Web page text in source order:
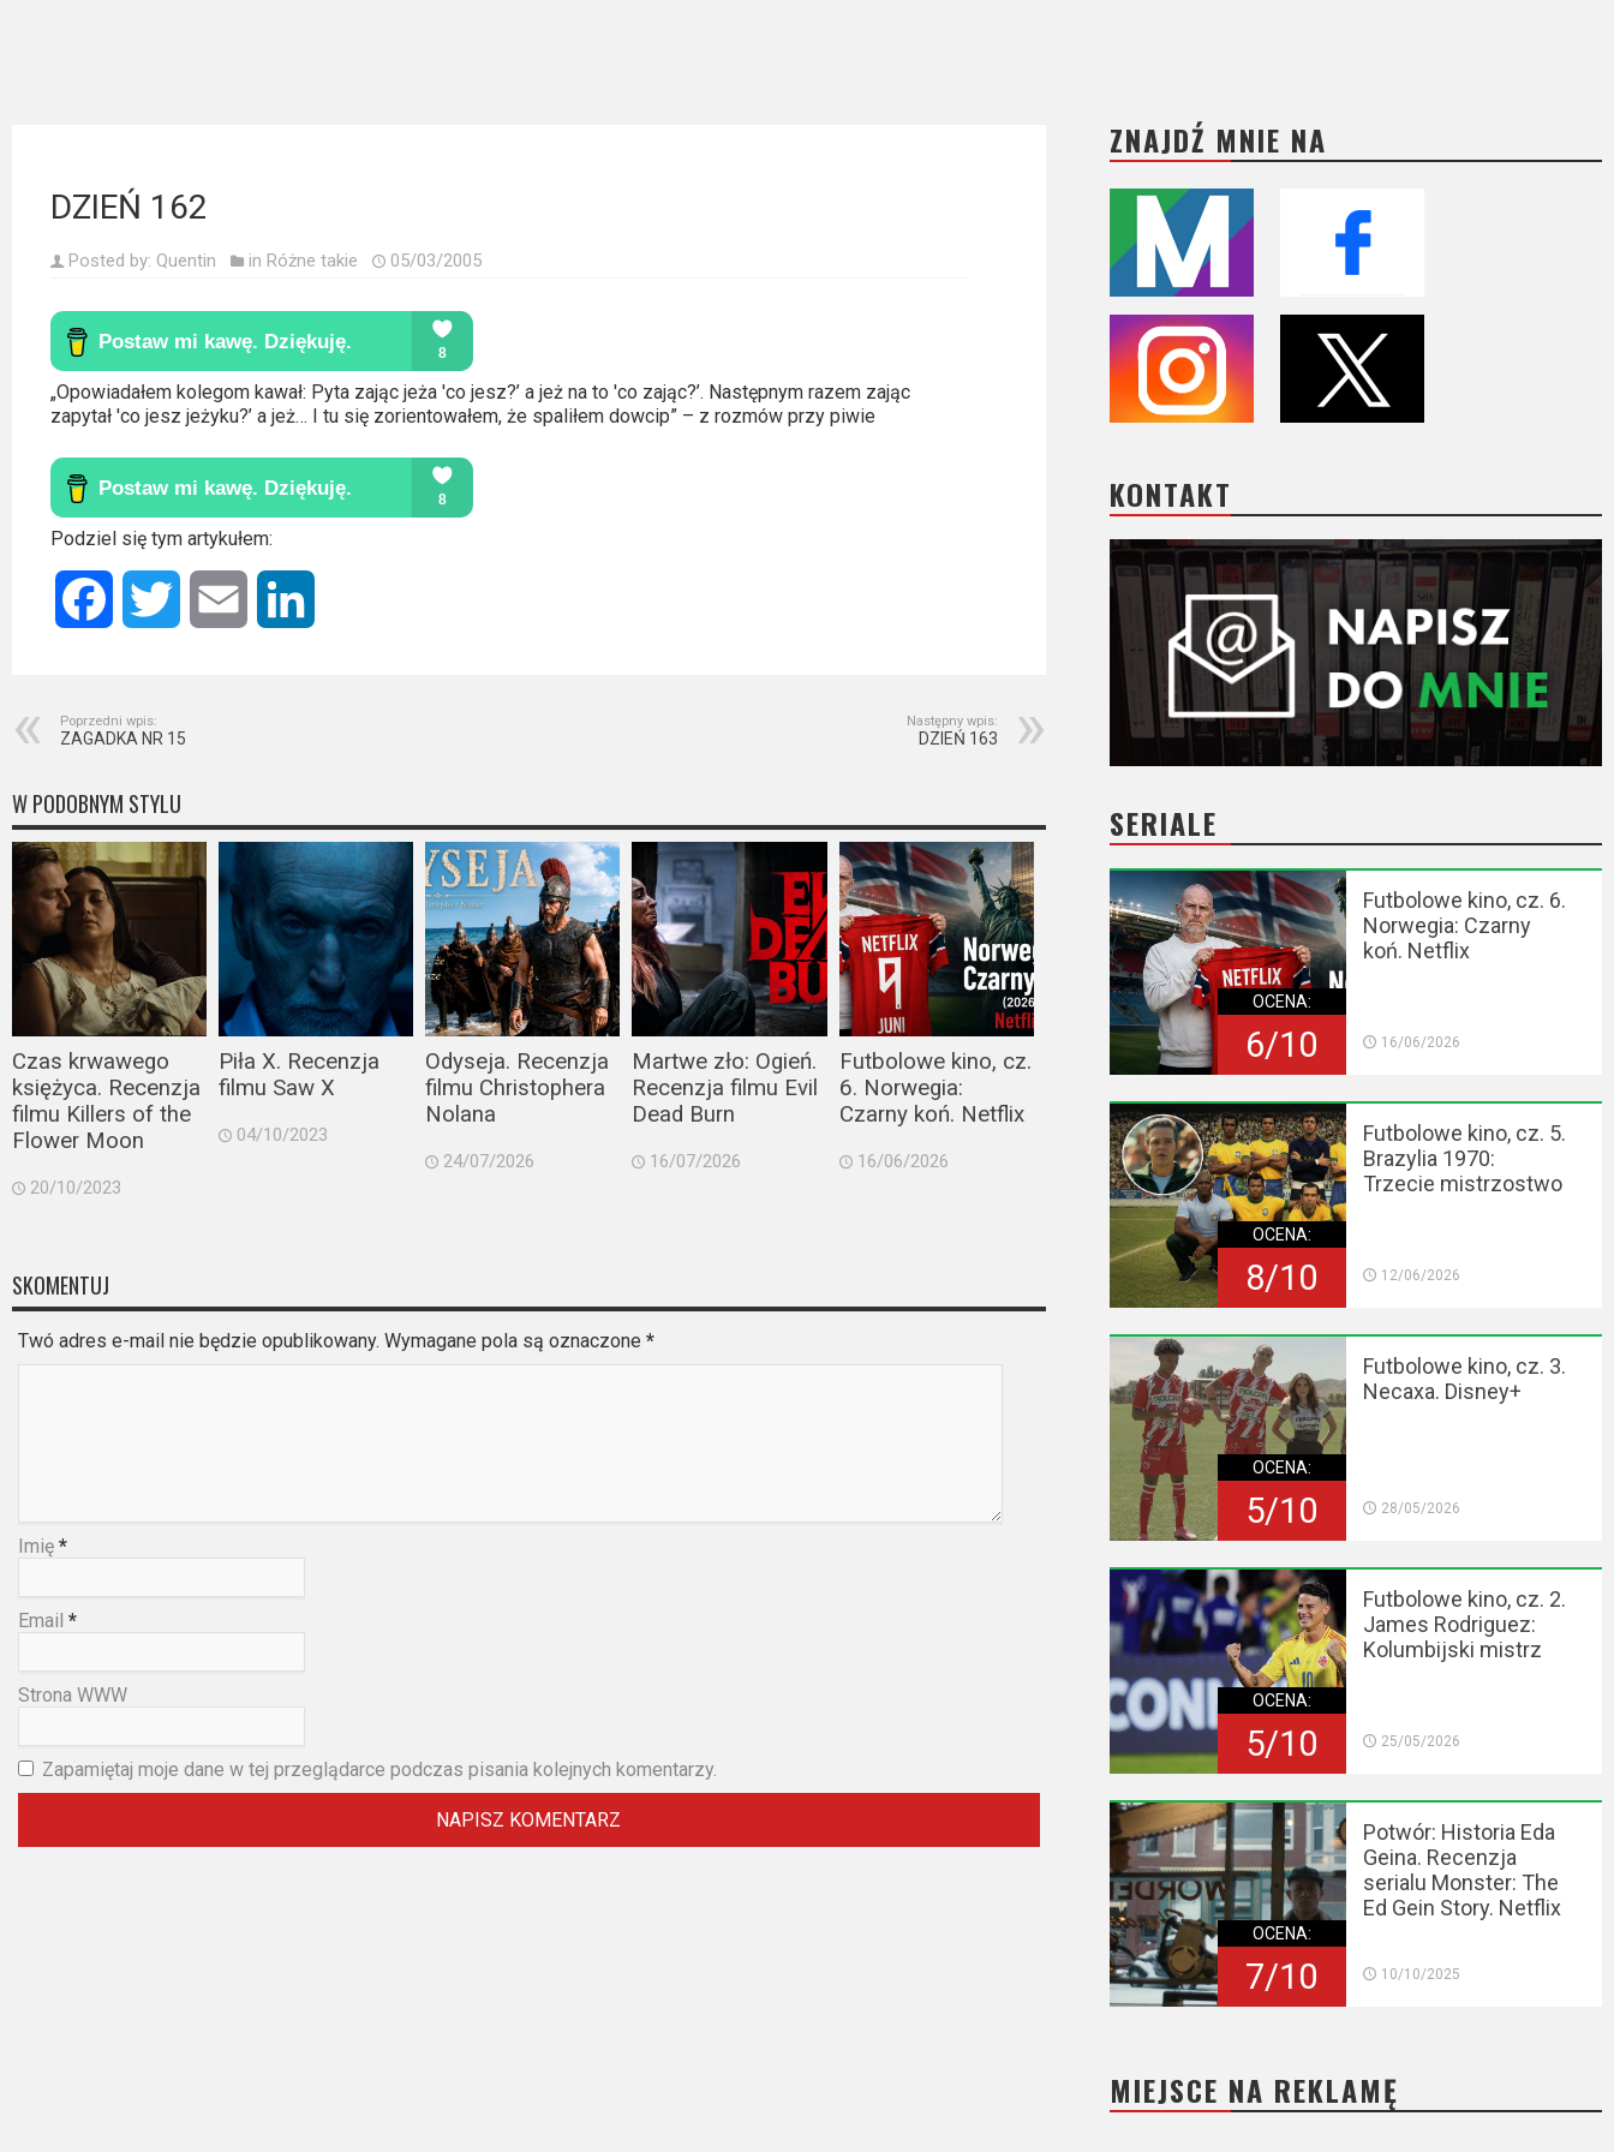
Filmy
dokumentalne
Horrory
Kino
azjatyckie
Kino
europejskie
Kino
polskie
Komedie
Południowa
oparte
na
faktach
Thrillery
Streaming
Amazon
Prime
Video
TV
Disney+
HBO
Max
Showtime
Podsumowania
2023
2022
2020
2019
DZIEŃ 162
Posted by: Quentin in Różne takie 05/03/2005
„Opowiadałem kolegom kawał: Pyta zając jeża 'co jesz?’ a jeż na to 'co zając?’. Następnym razem zając
zapytał 'co jesz jeżyku?’ a jeż… I tu się zorientowałem, że spaliłem dowcip” – z rozmów przy piwie
Podziel się tym artykułem:
Facebook Twitter Email
Poprzedni wpis:
ZAGADKA NR 15
Następny wpis:
DZIEŃ 163
W PODOBNYM STYLU
Czas krwawego
księżyca. Recenzja
filmu Killers of the
Flower Moon
20/10/2023
Piła X. Recenzja
filmu Saw X
04/10/2023
Odyseja. Recenzja
filmu Christophera
Nolana
24/07/2026
Martwe zło: Ogień.
Recenzja filmu Evil
Dead Burn
16/07/2026
Futbolowe kino, cz.
6. Norwegia:
Czarny koń. Netflix
16/06/2026
SKOMENTUJ
Twó adres e-mail nie będzie opublikowany. Wymagane pola są oznaczone *
Imię *
Email *
Strona WWW
Zapamiętaj moje dane w tej przeglądarce podczas pisania kolejnych komentarzy.
ZNAJDŹ MNIE NA
KONTAKT
SERIALE
OCENA:
6/10
Futbolowe kino, cz. 6.
Norwegia: Czarny
koń. Netflix
16/06/2026
OCENA:
8/10
Futbolowe kino, cz. 5.
Brazylia 1970:
Trzecie mistrzostwo
12/06/2026
OCENA:
5/10
Futbolowe kino, cz. 3.
Necaxa. Disney+
28/05/2026
OCENA:
5/10
Futbolowe kino, cz. 2.
James Rodriguez:
Kolumbijski mistrz
25/05/2026
OCENA:
7/10
Potwór: Historia Eda
Geina. Recenzja
serialu Monster: The
Ed Gein Story. Netflix
10/10/2025
MIEJSCE NA REKLAMĘ